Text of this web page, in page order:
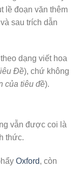
lề đoạn văn thêm
sau trích dẫn
dạng viết hoa
Đề), chứ không
của tiêu đề).
vẫn được coi là
thức.
Oxford, còn